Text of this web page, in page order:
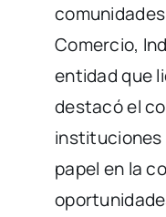
Comercio,
entidad que
destacó el
papel en la